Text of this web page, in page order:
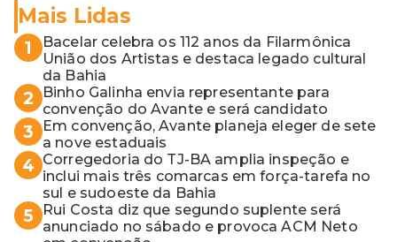
Mais Lidas
1
Bacelar celebra os 112 anos da Filarmônica
União dos Artistas e destaca legado cultural
da Bahia
2
Binho Galinha envia representante para
convenção do Avante e será candidato
3
Em convenção, Avante planeja eleger de sete
a nove estaduais
4 Corregedoria do TJ-BA amplia inspeção e
inclui mais três comarcas em força-tarefa no
sul e sudoeste da Bahia
5
Rui Costa diz que segundo suplente será
anunciado no sábado e provoca ACM Neto